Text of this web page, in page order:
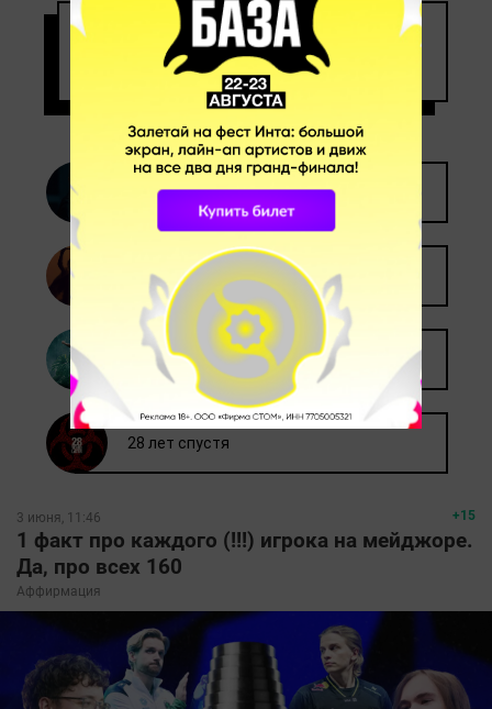
+15
3 июня, 11:46
1 факт про каждого (!!!) игрока на мейджоре.
Да, про всех 160
Аффирмация